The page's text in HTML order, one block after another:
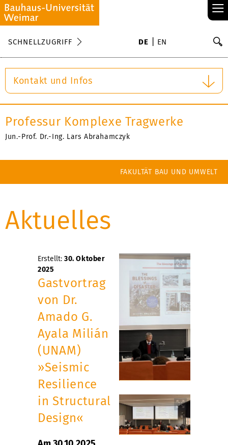
≡
SCHNELLZUGRIFF DE EN
Kontakt und Infos
Professur Komplexe Tragwerke
Jun.-Prof. Dr.-Ing. Lars Abrahamczyk
FAKULTÄT BAU UND UMWELT
Aktuelles
Erstellt: 30. Oktober
2025
Gastvortrag
von Dr.
Amado G.
Ayala Milián
(UNAM)
»Seismic
Resilience
in Structural
Design«